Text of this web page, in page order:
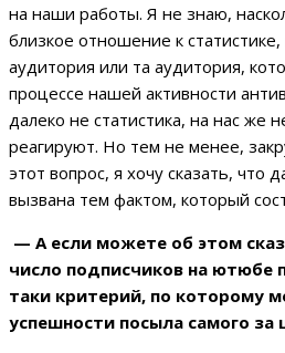
на наши работы. Я не знаю,
близкое отношение к
аудитория или та аудитория,
процессе нашей активности
далеко не статистика, на нас же
реагируют. Но тем не менее,
этот вопрос, я хочу сказать, что
вызвана тем фактом, который
— А если можете об этом
число подписчиков на ютюбе
таки критерий, по которому
успешности посыла самого за